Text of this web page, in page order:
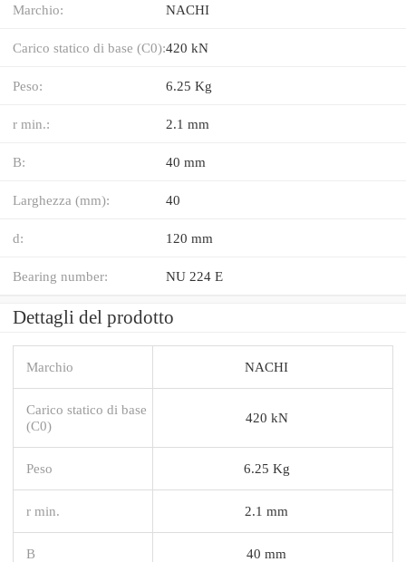
Marchio: NACHI
Carico statico di base (C0):420 kN
Peso: 6.25 Kg
r min.: 2.1 mm
B: 40 mm
Larghezza (mm): 40
d: 120 mm
Bearing number: NU 224 E
Dettagli del prodotto
Marchio NACHI
Carico statico di base
(C0)
420 kN
Peso 6.25 Kg
r min. 2.1 mm
B 40 mm